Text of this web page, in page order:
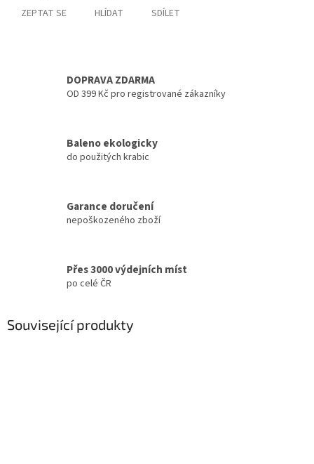
ZEPTAT SE HLÍDAT SDÍLET
DOPRAVA ZDARMA
OD 399 Kč pro registrované zákazníky
Baleno ekologicky
do použitých krabic
Garance doručení
nepoškozeného zboží
Přes 3000 výdejních míst
po celé ČR
Související produkty